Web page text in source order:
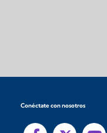
Conéctate con nosotros